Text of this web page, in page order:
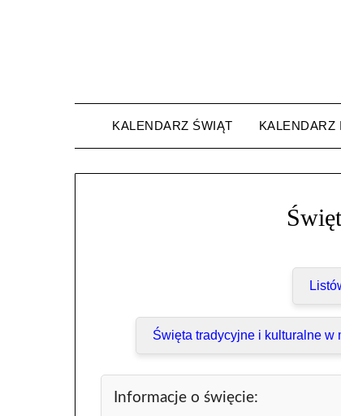
KALENDARZ ŚWIĄT KALENDARZ
Święta tradycyjne i kulturalne w
Informacje o święcie: